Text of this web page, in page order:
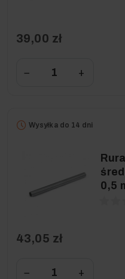
39,00 zł
− +
Wysyłka do 14 dni
0,5
43,05 zł
− +